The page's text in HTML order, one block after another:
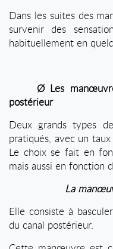
Dans les suites des
survenir des
habituellement en
ØLes
postérieur
Deux grands types
pratiqués, avec un
Le choix se fait en
mais aussi en fonction
La
Elle consiste à
du canal postérieur.